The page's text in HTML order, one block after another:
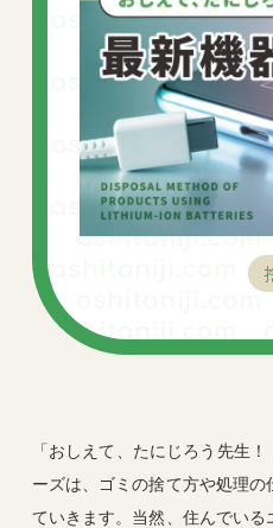
「おしえて、たにじろう先生
ーズは、ゴミの捨て方や処理の
ていきます。当然、住んでい